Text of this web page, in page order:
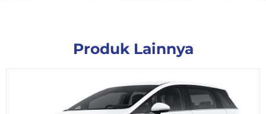
Produk Lainnya